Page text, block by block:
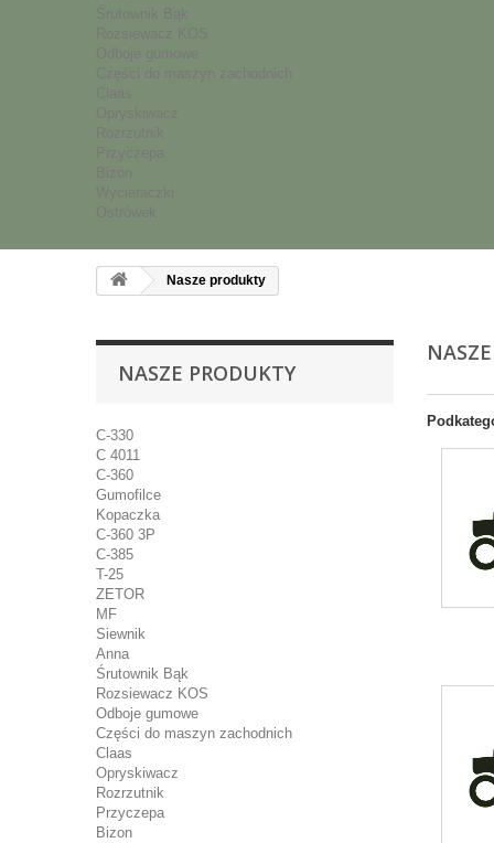
Nasze produkty
NASZE PRODUKTY
C-330
C 4011
C-360
Gumofilce
Kopaczka
C-360 3P
C-385
T-25
ZETOR
MF
Siewnik
Anna
Śrutownik Bąk
Rozsiewacz KOS
Odboje gumowe
Części do maszyn zachodnich
Claas
Opryskiwacz
Rozrzutnik
Przyczepa
Bizon